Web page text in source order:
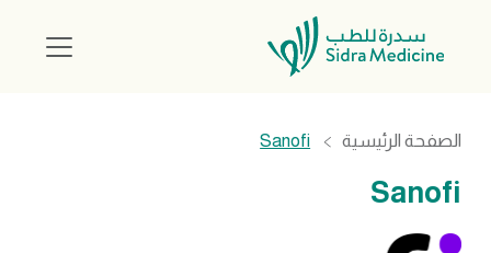
الصفحة الرئيسية Sanofi
Sanofi